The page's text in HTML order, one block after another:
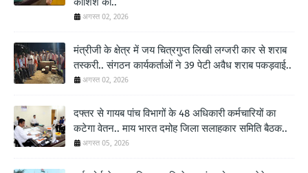
अगस्त 02, 2026
मंत्रीजी के क्षेत्र में जय चित्रगुप्त लिखी लग्जरी कार से शराब
तस्करी.. संगठन कार्यकर्ताओं ने 39 पेटी अवैध शराब पकड़वाई..
अगस्त 02, 2026
दफ्तर से गायब पांच विभागों के 48 अधिकारी कर्मचारियों का
कटेगा वेतन.. माय भारत दमोह जिला सलाहकार समिति बैठक..
अगस्त 05, 2026